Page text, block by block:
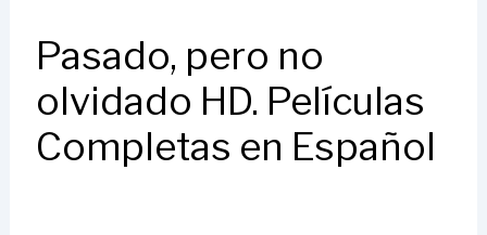
Pasado, pero no
olvidado HD. Películas
Completas en Español